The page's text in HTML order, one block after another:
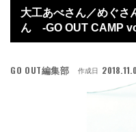
大工あべさん／めぐさ
ん -GO OUT CAMP
GO OUT編集部 作成日